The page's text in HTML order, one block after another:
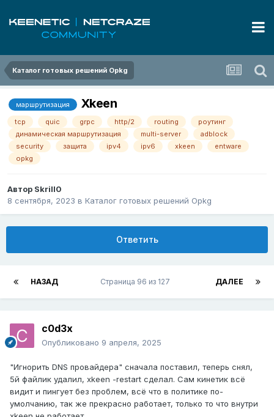
Каталог готовых решений Opkg
маршрутизация Xkeen
tcp quic grpc http/2 routing
роутинг
динамическая маршрутизация
multi-server
adblock
security
защита ipv4 ipv6 xkeen
entware
opkg
Автор Skrill0
8 сентября, 2023 в Каталог готовых решений Opkg
Ответить
НАЗАД ДАЛЕЕ
Страница 96 из 127
c0d3x
Опубликовано 9 апреля, 2025
"Игнорить DNS провайдера" сначала поставил, теперь снял,
5й файлик удалил, xkeen -restart сделал. Сам кинетик всё
видит и пингует без проблем, всё что в политике по-
умолчанию, так же прекрасно работает, только то что внутри